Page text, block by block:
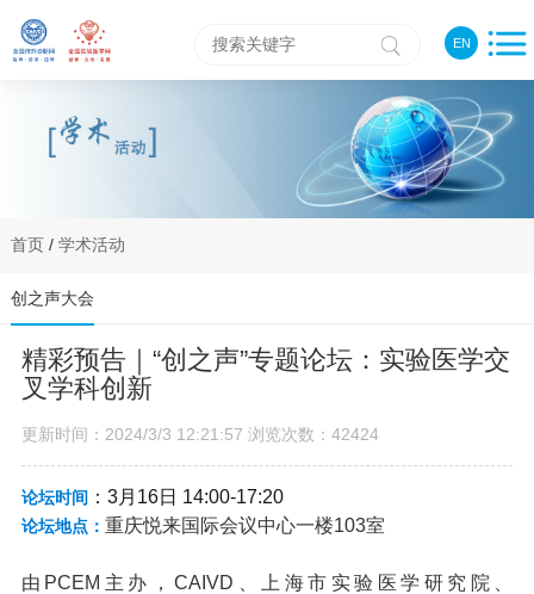
EN
首页/ 学术活动
创之声大会
精彩预告｜“创之声”专题论坛：实验医学交
叉学科创新
更新时间：2024/3/3 12:21:57 浏览次数：42424
论坛时间：3月16日 14:00-17:20
论坛地点： 重庆悦来国际会议中心一楼103室
由PCEM主办，CAIVD、上海市实验医学研究院、